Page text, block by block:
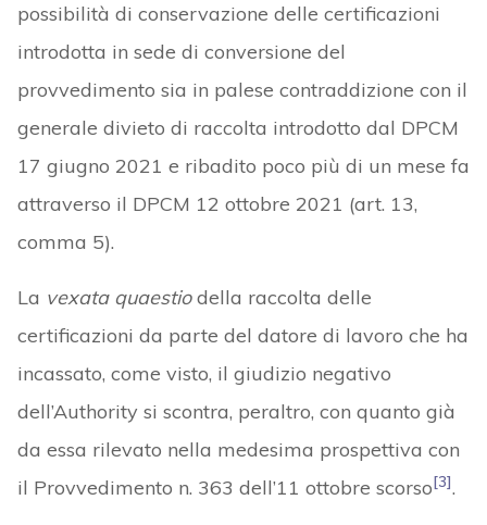
possibilità di conservazione delle certificazioni
introdotta in sede di conversione del
provvedimento sia in palese contraddizione con il
generale divieto di raccolta introdotto dal DPCM
17 giugno 2021 e ribadito poco più di un mese fa
attraverso il DPCM 12 ottobre 2021 (art. 13,
comma 5).
La vexata quaestiodella raccolta delle
certificazioni da parte del datore di lavoro che ha
incassato, come visto, il giudizio negativo
dell’Authority si scontra, peraltro, con quanto già
da essa rilevato nella medesima prospettiva con
il Provvedimento n. 363 dell’11 ottobre scorso[3].